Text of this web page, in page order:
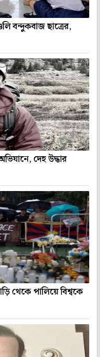
বন্দুকবাজ ছাত্রের,
দেহ উদ্ধার
থেকে পালিয়ে বিশ্বকে